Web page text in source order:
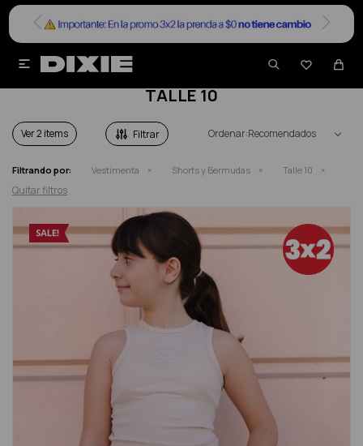


SHORTS Y BERMUDAS ADOLESCENTE
TALLE 10
Ver Recomendados
Filtrando por: Vestimenta Shorts y Bermudas Talle 10
Quitar filtros